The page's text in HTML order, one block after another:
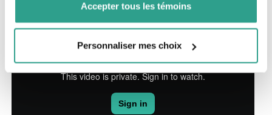
Accepter tous les témoins
Personnaliser mes choix